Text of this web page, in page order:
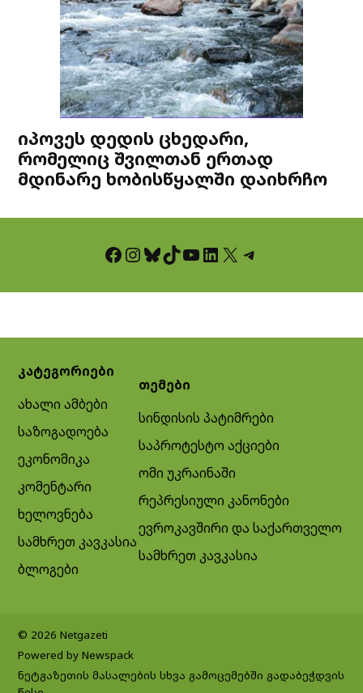
იპოვეს დედის ცხედარი,
რომელიც შვილთან ერთად
მდინარე ხობისწყალში დაიხრჩო
Facebook InstagramBluesky TikTok YouTube LinkedIn X Telegram
კატეგორიები
ახალი ამბები
საზოგადოება
ეკონომიკა
კომენტარი
ხელოვნება
სამხრეთ კავკასია
ბლოგები
თემები
სინდისის პატიმრები
საპროტესტო აქციები
ომი უკრაინაში
რეპრესიული კანონები
ევროკავშირი და საქართველო
სამხრეთ კავკასია
© 2026 Netgazeti
Powered by Newspack
ნეტგაზეთის მასალების სხვა გამოცემებში გადაბეჭდვის